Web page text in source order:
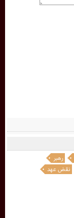
رهبر
نقض عهد